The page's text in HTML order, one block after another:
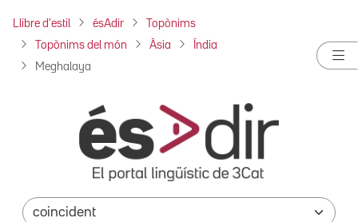
Llibre d'estil ésAdir Topònims
Topònims del món Àsia Índia
Meghalaya